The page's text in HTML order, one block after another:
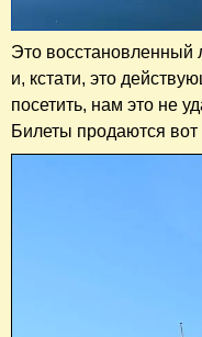
Это восстановленный
и, кстати, это
посетить, нам это не
Билеты продаются вот